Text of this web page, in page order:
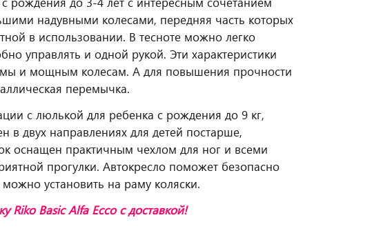
надувными колесами, передняя часть которых
в использовании. В тесноте можно легко
управлять и одной рукой. Эти характеристики
и мощным колесам. А для повышения прочности
перемычка.
с люлькой для ребенка с рождения до 9 кг,
двух направлениях для детей постарше,
оснащен практичным чехлом для ног и всеми
прогулки. Автокресло поможет безопасно
установить на раму коляски.
Riko Basic Alfa Eccoс доставкой!